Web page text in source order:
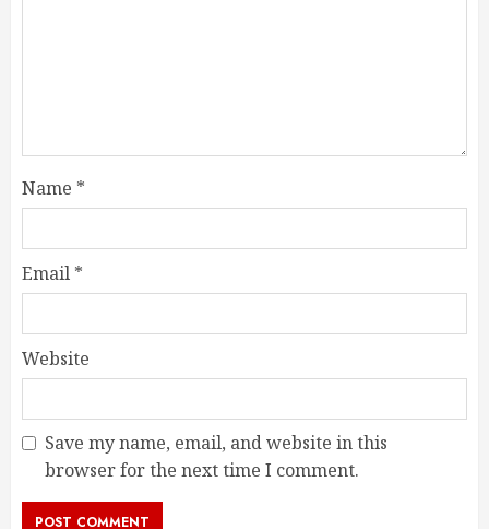
Name *
Email *
Website
Save my name, email, and website in this
browser for the next time I comment.